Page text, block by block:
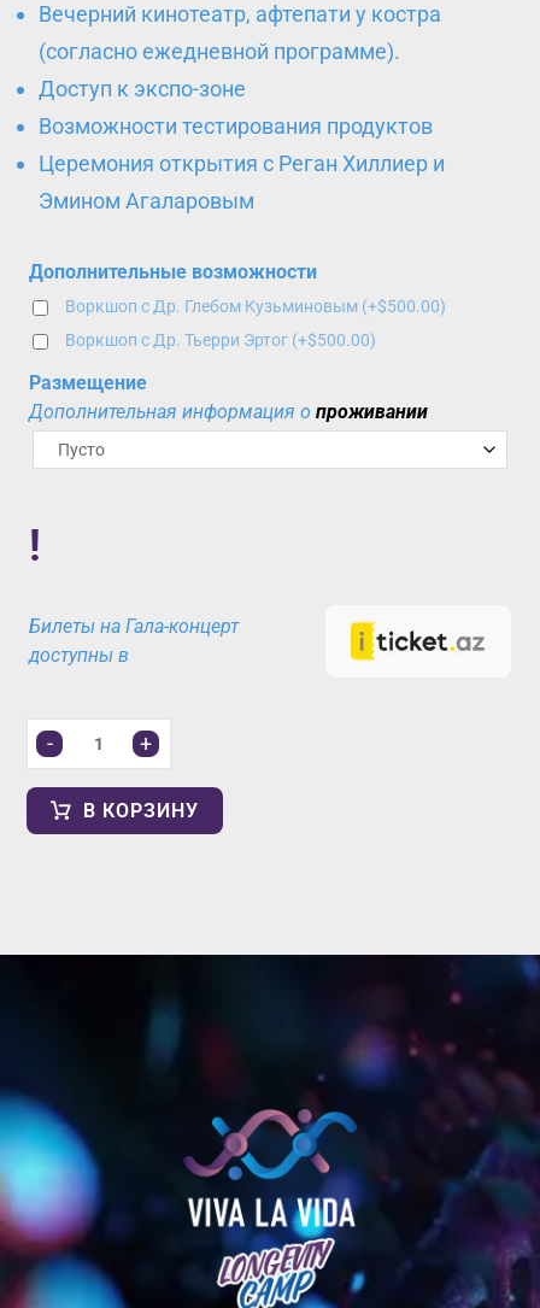
Вечерний кинотеатр, афтепати у костра
(согласно ежедневной программе).
Доступ к экспо-зоне
Возможности тестирования продуктов
Церемония открытия с Реган Хиллиер и
Эмином Агаларовым
Дополнительные возможности
Воркшоп с Др. Глебом Кузьминовым (+$500.00)
Воркшоп с Др. Тьерри Эртог (+$500.00)
Размещение
Дополнительная информация опроживании
!
Билеты на Гала-концерт
доступны в
- +
В КОРЗИНУ